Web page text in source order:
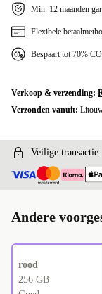
Min. 12 maanden
Flexibele
Bespaart tot 70%
Verkoop & verzending:
Verzonden vanuit:
Veilige transactie
Andere
rood
256 GB